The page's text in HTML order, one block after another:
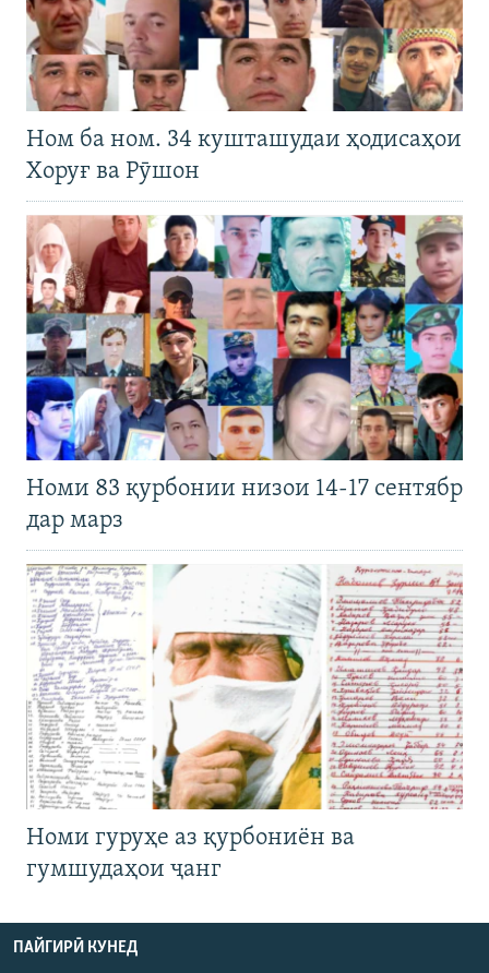
Ном ба ном. 34 кушташудаи ҳодисаҳои
Хоруғ ва Рӯшон
Номи 83 қурбонии низои 14-17 сентябр
дар марз
Номи гуруҳе аз қурбониён ва
гумшудаҳои ҷанг
ПАЙГИРӢ КУНЕД